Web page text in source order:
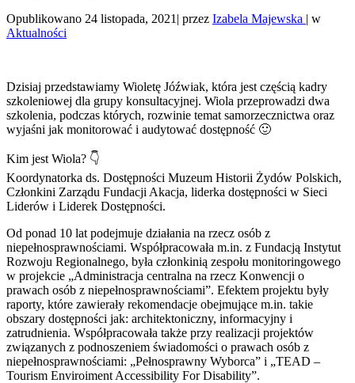
Opublikowano 24 listopada, 2021 | przez Izabela Majewska | w
Aktualności
Dzisiaj przedstawiamy Wioletę Jóźwiak, która jest częścią kadry
szkoleniowej dla grupy konsultacyjnej. Wiola przeprowadzi dwa
szkolenia, podczas których, rozwinie temat samorzecznictwa oraz
wyjaśni jak monitorować i audytować dostępność 🙂
Kim jest Wiola? 👇
Koordynatorka ds. Dostępności Muzeum Historii Żydów Polskich,
Członkini Zarządu Fundacji Akacja, liderka dostępności w Sieci
Liderów i Liderek Dostępności.
Od ponad 10 lat podejmuje działania na rzecz osób z
niepełnosprawnościami. Współpracowała m.in. z Fundacją Instytut
Rozwoju Regionalnego, była członkinią zespołu monitoringowego
w projekcie „Administracja centralna na rzecz Konwencji o
prawach osób z niepełnosprawnościami”. Efektem projektu były
raporty, które zawierały rekomendacje obejmujące m.in. takie
obszary dostępności jak: architektoniczny, informacyjny i
zatrudnienia. Współpracowała także przy realizacji projektów
związanych z podnoszeniem świadomości o prawach osób z
niepełnosprawnościami: „Pełnosprawny Wyborca” i „TEAD –
Tourism Enviroiment Accessibility For Disability”.